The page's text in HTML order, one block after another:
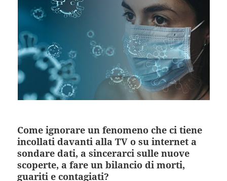
Come ignorare un fenomeno che ci tiene
incollati davanti alla TV o su internet a
sondare dati, a sincerarci sulle nuove
scoperte, a fare un bilancio di morti,
guariti e contagiati?